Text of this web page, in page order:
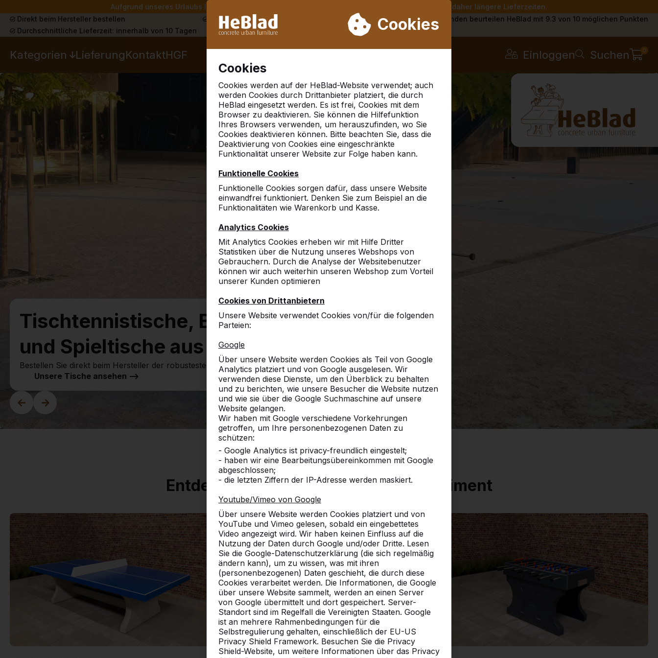
Aufgrund unseres Urlaubs liefern wir von Woche 31 bis Woche 33 nicht. Bitte berücksichtigen Sie daher längere Lieferzeiten.
Cookies
Cookies
Cookies werden auf der HeBlad-Website verwendet; auch
werden Cookies durch Drittanbieter platziert, die durch
HeBlad eingesetzt werden. Es ist frei, Cookies mit dem
Browser zu deaktivieren. Sie können die Hilfefunktion
Ihres Browsers verwenden, um herauszufinden, wo Sie
Cookies deaktivieren können. Bitte beachten Sie, dass die
Deaktivierung von Cookies eine eingeschränkte
Funktionalität unserer Website zur Folge haben kann.
Funktionelle Cookies
Funktionelle Cookies sorgen dafür, dass unsere Website
einwandfrei funktioniert. Denken Sie zum Beispiel an die
Funktionalitäten wie Warenkorb und Kasse.
Analytics Cookies
Mit Analytics Cookies erheben wir mit Hilfe Dritter
Statistiken über die Nutzung unseres Webshops von
Gebrauchern. Durch die Analyse der Websitebenutzer
können wir auch weiterhin unseren Webshop zum Vorteil
unserer Kunden optimieren
Cookies von Drittanbietern
Unsere Website verwendet Cookies von/für die folgenden
Parteien:
Google
Über unsere Website werden Cookies als Teil von Google
Analytics platziert und von Google ausgelesen. Wir
verwenden diese Dienste, um den Überblick zu behalten
und zu berichten, wie unsere Besucher die Website nutzen
und wie sie über die Google Suchmaschine auf unsere
Website gelangen.
Wir haben mit Google verschiedene Vorkehrungen
getroffen, um Ihre personenbezogenen Daten zu
schützen:
- Google Analytics ist privacy-freundlich eingestelt;
- haben wir eine Bearbeitungsübereinkommen mit Google
abgeschlossen;
- die letzten Ziffern der IP-Adresse werden maskiert.
Youtube/Vimeo von Google
Über unsere Website werden Cookies platziert und von
YouTube und Vimeo gelesen, sobald ein eingebettetes
Video angezeigt wird. Wir haben keinen Einfluss auf die
Nutzung der Daten durch Google und/oder Dritte. Lesen
Sie die Google-Datenschutzerklärung (die sich regelmäßig
ändern kann), um zu wissen, was mit ihren
(personenbezogenen) Daten geschieht, die durch diese
Cookies verarbeitet werden. Die Informationen, die Google
über unsere Website sammelt, werden an einen Server
von Google übermittelt und dort gespeichert. Server-
Standort sind im Regelfall die Vereinigten Staaten. Google
ist an mehrere Rahmenbedingungen für die
Selbstregulierung gehalten, einschließlich der EU-US
Privacy Shield Framework. Besuchen Sie die Privacy
Shield-Website, um weitere Informationen über das Privacy
Direkt beim Hersteller bestellen Schon mehr als 30.000 Produkten verkauft
Kunden beurteilen HeBlad mit 9.3 von 10 möglichen Punkten
Durchschnittliche Lieferzeit: innerhalb von 10 Tagen
Kategorien LieferungKontaktHGF Einloggen Suchen 0
<- ->
Tischtennistische, Bänke
und Spieltische aus Beton.
Bestellen Sie direkt beim Hersteller der robustesten Spieltische.
Unsere Tische ansehen -->
Entdecken Sie unser komplettes Sortiment